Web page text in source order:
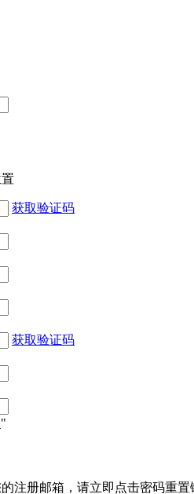
获取验证码
获取验证码
"
注册邮箱，请立即点击密码重置